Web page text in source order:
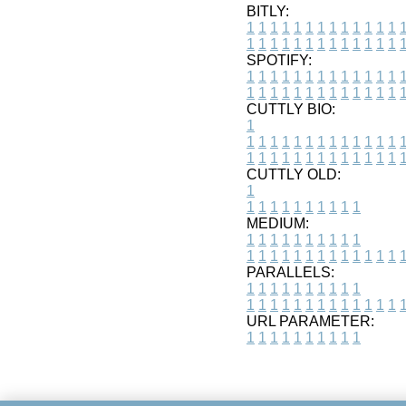
BITLY:
1 1 1 1 1 1 1 1 1 1 1 1 1 1
1 1 1 1 1 1 1 1 1 1 1 1 1 1
SPOTIFY:
1 1 1 1 1 1 1 1 1 1 1 1 1 1
1 1 1 1 1 1 1 1 1 1 1 1 1 1
CUTTLY BIO:
1
1 1 1 1 1 1 1 1 1 1 1 1 1 1
1 1 1 1 1 1 1 1 1 1 1 1 1 1
CUTTLY OLD:
1
1 1 1 1 1 1 1 1 1 1
MEDIUM:
1 1 1 1 1 1 1 1 1 1
1 1 1 1 1 1 1 1 1 1 1 1 1 1
PARALLELS:
1 1 1 1 1 1 1 1 1 1
1 1 1 1 1 1 1 1 1 1 1 1 1 1
URL PARAMETER:
1 1 1 1 1 1 1 1 1 1